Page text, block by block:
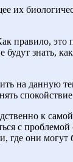
их
знать,
на данную
к
с
они